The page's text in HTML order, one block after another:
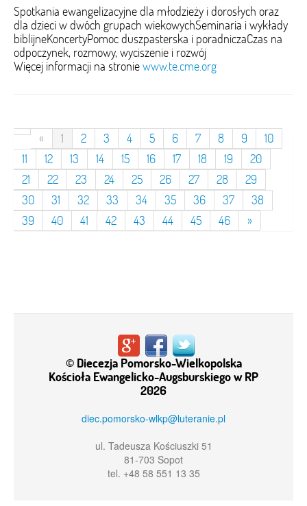
Spotkania ewangelizacyjne dla młodzieży i dorosłych oraz
dla dzieci w dwóch grupach wiekowychSeminaria i wykłady
biblijneKoncertyPomoc duszpasterska i poradniczaCzas na
odpoczynek, rozmowy, wyciszenie i rozwój
Więcej informacji na stroniewww.te.cme.org
« 1 2 3 4 5 6 7 8 9
10
11
12 13 14 15 16 17 18 19
20
21
22 23 24 25 26 27 28
29
30
31 32 33 34 35 36 37
38
39
40 41 42 43 44 45 46 »
© Diecezja Pomorsko-Wielkopolska
Kościoła Ewangelicko-Augsburskiego w RP
2026
diec.pomorsko-wlkp@luteranie.pl
ul. Tadeusza Kościuszki 51
81-703 Sopot
tel. +48 58 551 13 35